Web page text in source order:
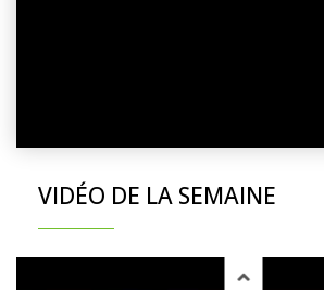
VIDÉO DE LA SEMAINE